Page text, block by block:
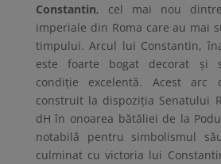
Constantin, cel mai nou
imperiale din Roma care au mai
timpului. Arcul lui Constantin,
este foarte bogat decorat și
condiție excelentă. Acest
construit la dispoziţia Senatului
dH în onoarea bătăliei de la
notabilă pentru simbolismul
culminat cu victoria lui